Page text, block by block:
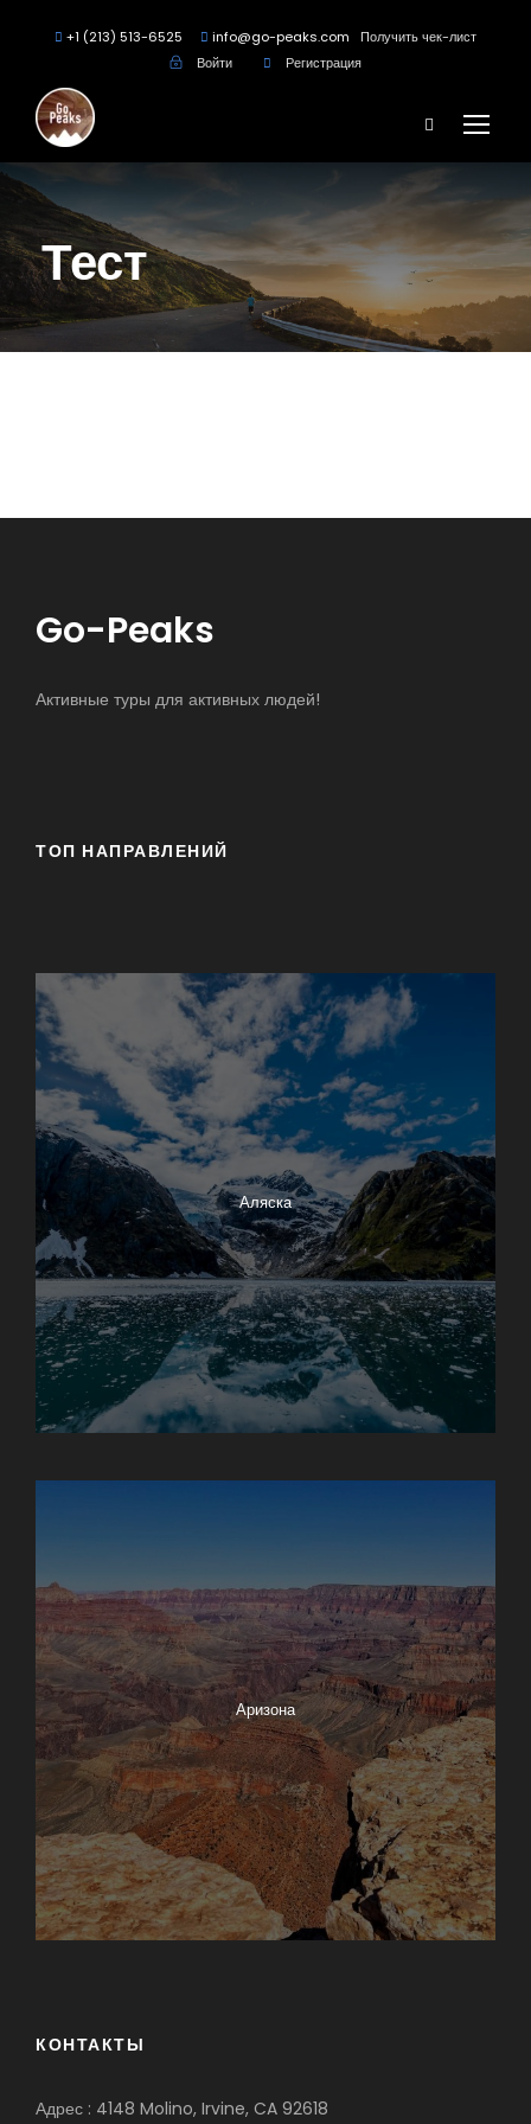
+1 (213) 513-6525 info@go-peaks.com
Получить чек-лист
Войти
Регистрация
Тест
Go-Peaks
Активные туры для активных людей!
ТОП НАПРАВЛЕНИЙ
Аляска
Аризона
КОНТАКТЫ
Адрес : 4148 Molino, Irvine, CA 92618